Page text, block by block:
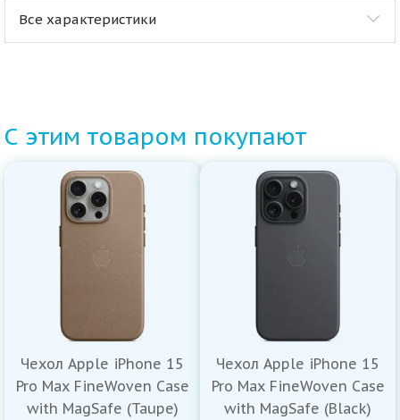
Все характеристики
С этим товаром покупают
Чехол Apple iPhone 15
Pro Max FineWoven Case
with MagSafe (Taupe)
Чехол Apple iPhone 15
Pro Max FineWoven Case
with MagSafe (Black)